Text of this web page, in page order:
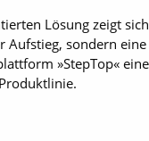
Lösung zeigt
sondern
»StepTop«